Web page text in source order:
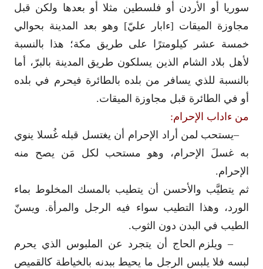
سوريا أو الأردن أو فلسطين مثلا أو بعدها ولكن قبل
مجاوزة الميقات [ءابار عليّ] وهو بعد المدينة بحوالي
خمسة عشر كيلومترًا على طريق مكة؛ هذا بالنسبة
لأهل بلاد الشام الذين يسلكون طريق المدينة بالبرّ، أما
بالنسبة للذي يسافر من بلده بالطائرة فيحرم في بلده
أو في الطائرة قبل مجاوزة الميقات.
من ءاداب الإحرام:
–يستحب لمن أراد الإحرام أن يغتسل قبله غُسلا ينوي
به غسلَ الإحرام، وهو مستحب لكل مَن يصح منه
الإحرام.
ثم يتطيَّب والأحسن أن يتطيب بالمسك المخلوط بماء
الورد، وهذا التطيب سواء فيه الرجل والمرأة. ويسنّ
الطيب في البدن دون الثوب.
– ويلزم الحاج أن يتجرد عن الملبوس الذي يحرم
لبسه فلا يلبس الرجل ما يحيط ببدنه بالخياطة كالقميص